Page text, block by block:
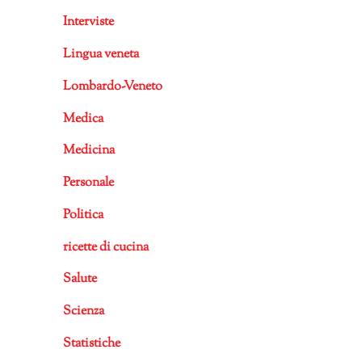
Interviste
Lingua veneta
Lombardo-Veneto
Medica
Medicina
Personale
Politica
ricette di cucina
Salute
Scienza
Statistiche